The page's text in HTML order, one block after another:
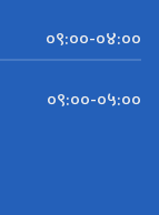
०९:००-०४:००
०९:००-०५:००